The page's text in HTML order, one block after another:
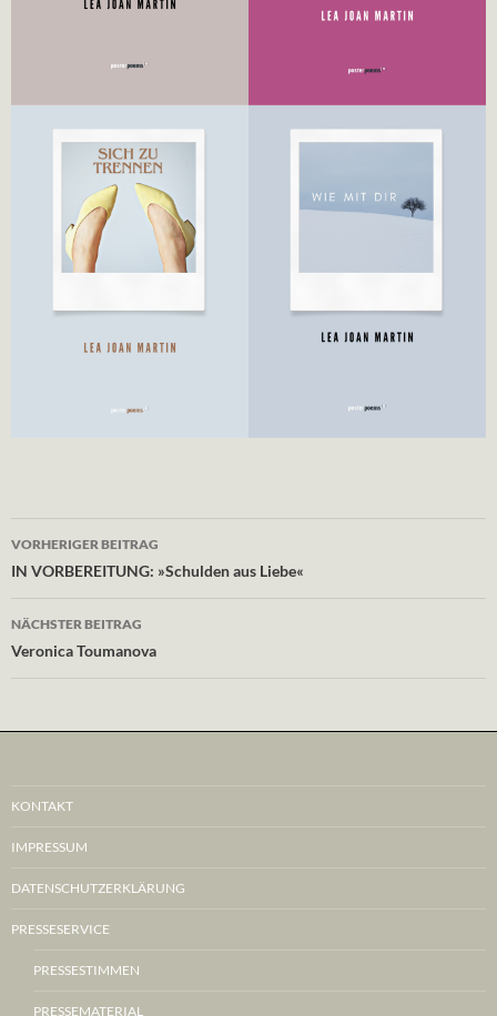
Beitragsnavigation
VORHERIGER BEITRAG
IN VORBEREITUNG: »Schulden aus Liebe«
NÄCHSTER BEITRAG
Veronica Toumanova
KONTAKT
IMPRESSUM
DATENSCHUTZERKLÄRUNG
PRESSESERVICE
PRESSESTIMMEN
PRESSEMATERIAL